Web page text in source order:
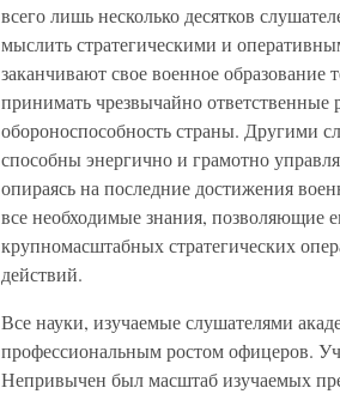
всего лишь несколько десятков
мыслить стратегическими и
заканчивают свое военное
принимать чрезвычайно ответственные
обороноспособность страны. Другими
способны энергично и грамотно
опираясь на последние достижения
все необходимые знания, позволяющие
крупномасштабных стратегических
действий.
Все науки, изучаемые слушателями
профессиональным ростом офицеров.
Непривычен был масштаб изучаемых